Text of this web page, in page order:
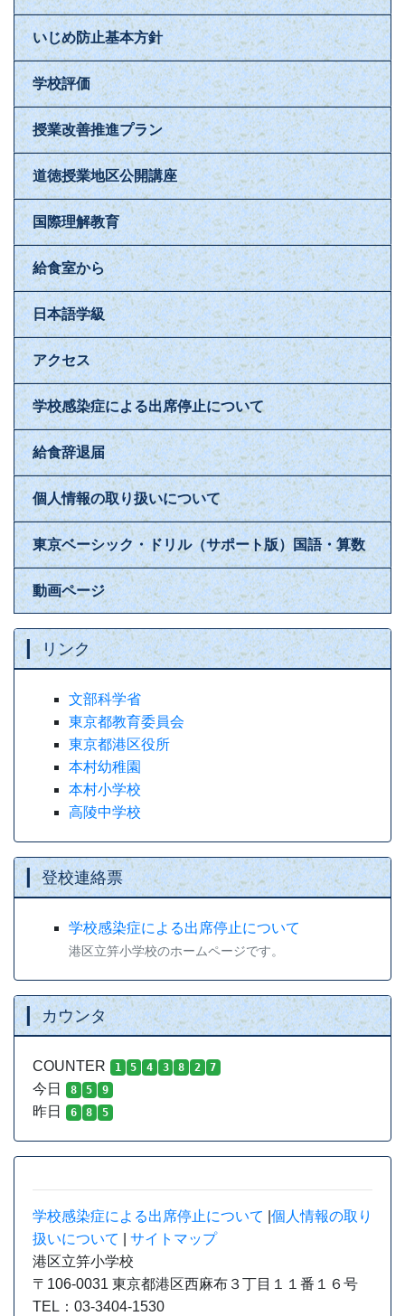
いじめ防止基本方針
学校評価
授業改善推進プラン
道徳授業地区公開講座
国際理解教育
給食室から
日本語学級
アクセス
学校感染症による出席停止について
給食辞退届
個人情報の取り扱いについて
東京ベーシック・ドリル（サポート版）国語・算数
動画ページ
リンク
文部科学省
東京都教育委員会
東京都港区役所
本村幼稚園
本村小学校
高陵中学校
登校連絡票
学校感染症による出席停止について
港区立笄小学校のホームページです。
カウンタ
COUNTER 1 5 4 3 8 2 7
今日 8 5 9
昨日 6 8 5
学校感染症による出席停止について 個人情報の取り
扱いについて
サイトマップ
港区立笄小学校
〒106-0031 東京都港区西麻布３丁目１１番１６号
TEL：03-3404-1530